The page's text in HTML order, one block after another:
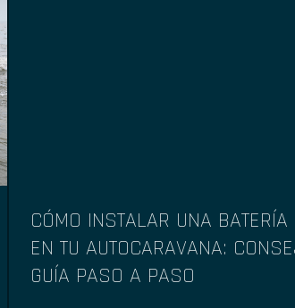
CÓMO INSTALAR UNA BATERÍA
EN TU AUTOCARAVANA:
GUÍA PASO A PASO